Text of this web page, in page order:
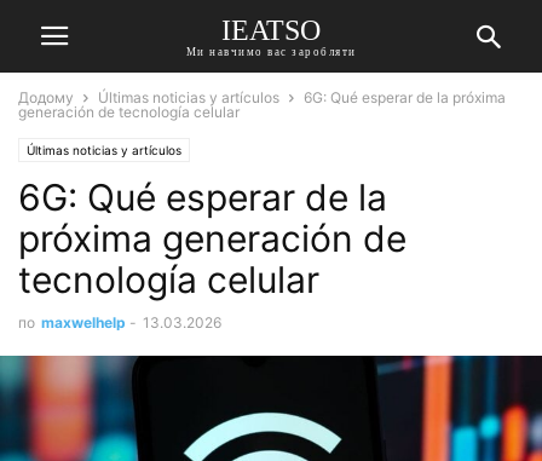
IEATSO
Ми навчимо вас заробляти
Додому Últimas noticias y artículos
6G: Qué esperar de la próxima
generación de tecnología celular
Últimas noticias y artículos
6G: Qué esperar de la
próxima generación de
tecnología celular
по maxwelhelp - 13.03.2026